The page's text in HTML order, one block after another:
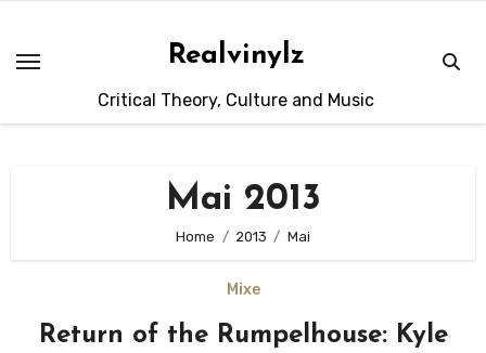
springen
Realvinylz
Critical Theory, Culture and Music
Mai 2013
Home 2013 Mai
Mixe
Return of the Rumpelhouse: Kyle